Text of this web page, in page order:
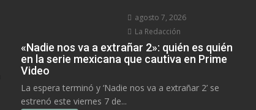
agosto 7, 2026
La Redacción
«Nadie nos va a extrañar 2»: quién es quién
en la serie mexicana que cautiva en Prime
Video
La espera terminó y ‘Nadie nos va a extrañar 2’ se
estrenó este viernes 7 de...